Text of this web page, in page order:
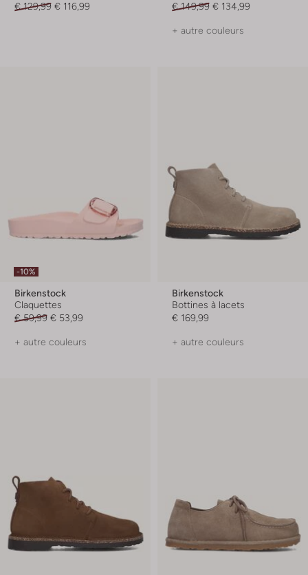
€ 129,99 € 116,99
€ 149,99 € 134,99
+ autre couleurs
-10%
Birkenstock
Claquettes
€ 59,99 € 53,99
+ autre couleurs
Birkenstock
Bottines à lacets
€ 169,99
+ autre couleurs